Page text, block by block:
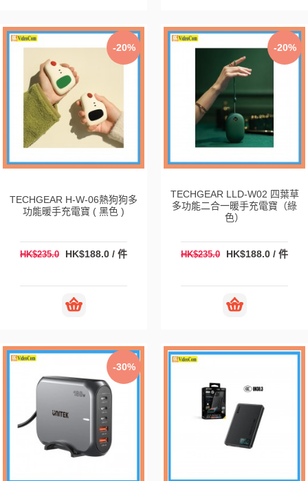
-20%
TECHGEAR H-W-06熱狗狗多
功能暖手充電寶 ( 黑色 )
HK$235.0 HK$188.0 / 件
-20%
TECHGEAR LLD-W02 四葉草
多功能二合一暖手充電寶（綠
色）
HK$235.0 HK$188.0 / 件
-30%